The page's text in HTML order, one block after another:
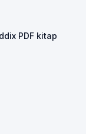
PDF kitap